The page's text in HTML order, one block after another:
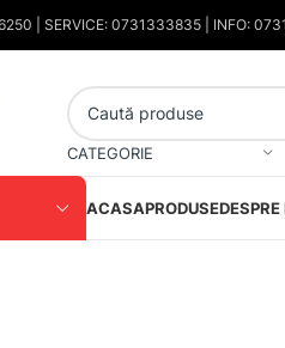
| SERVICE: 0731333835 | INFO:
CATEGORIE
ACASAPRODUSEDESPRE